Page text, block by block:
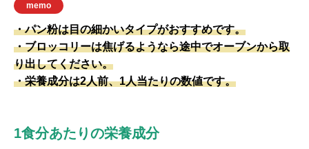
memo
・パン粉は目の細かいタイプがおすすめです。
・ブロッコリーは焦げるようなら途中でオーブンから取
り出してください。
・栄養成分は2人前、1人当たりの数値です。
1食分あたりの栄養成分